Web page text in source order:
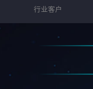
行业客户